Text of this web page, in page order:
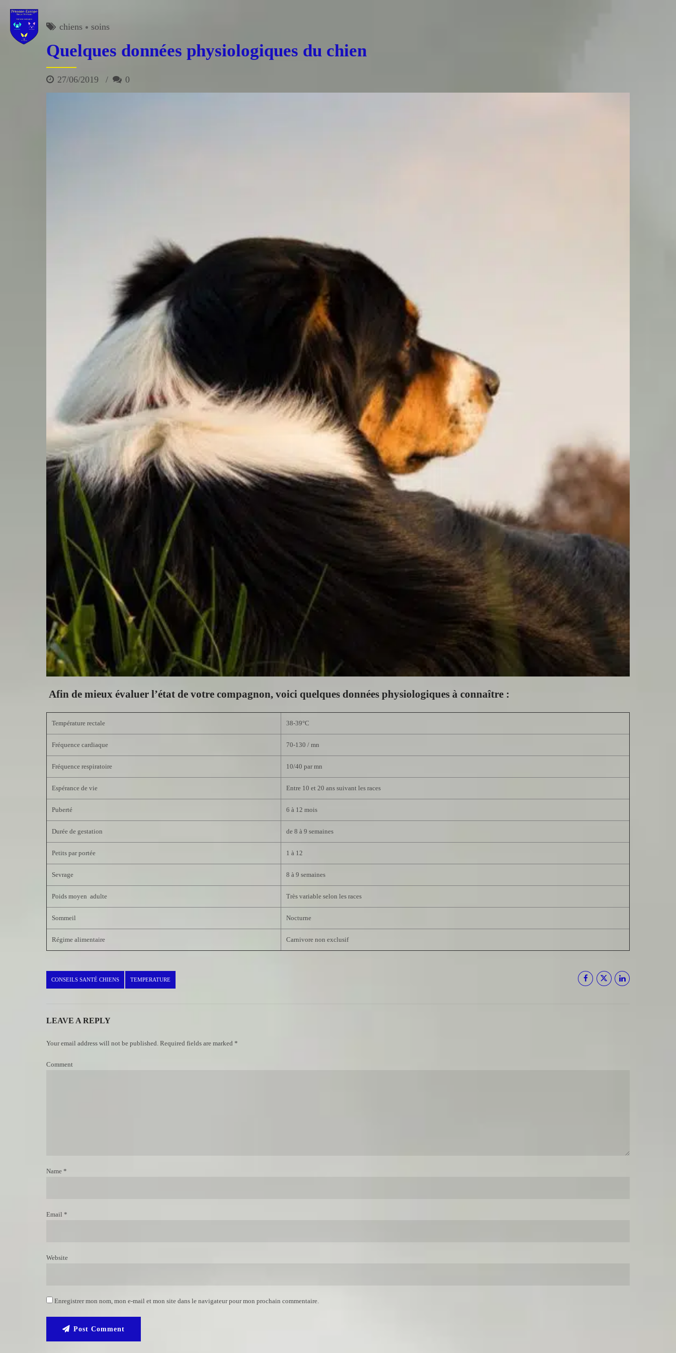
chiens soins
Quelques données physiologiques du chien
27/06/2019 0
Afin de mieux évaluer l’état de votre compagnon, voici quelques données physiologiques à connaître :
Température rectale 38-39°C
Fréquence cardiaque 70-130 / mn
Fréquence respiratoire 10/40 par mn
Espérance de vie Entre 10 et 20 ans suivant les races
Puberté 6 à 12 mois
Durée de gestation de 8 à 9 semaines
Petits par portée 1 à 12
Sevrage 8 à 9 semaines
Poids moyen adulte Très variable selon les races
Sommeil Nocturne
Régime alimentaire Carnivore non exclusif
CONSEILS SANTÉ CHIENS TEMPERATURE
LEAVE A REPLY
Your email address will not be published. Required fields are marked *
Comment
Name *
Email *
Website
Enregistrer mon nom, mon e-mail et mon site dans le navigateur pour mon prochain commentaire.
Post Comment